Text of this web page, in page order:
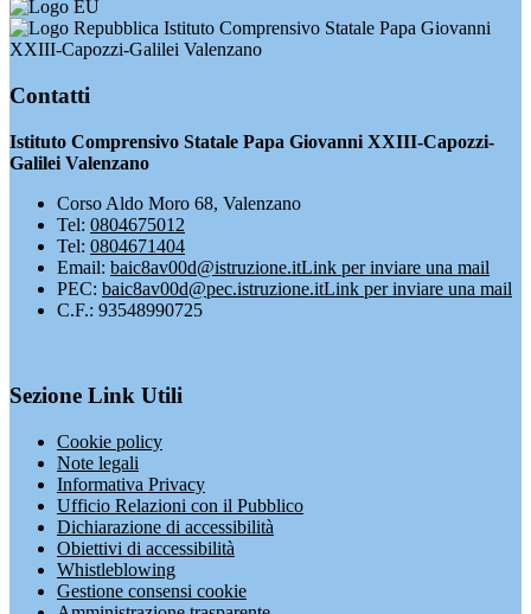
Istituto Comprensivo Statale Papa Giovanni
XXIII-Capozzi-Galilei Valenzano
Contatti
Istituto Comprensivo Statale Papa Giovanni XXIII-Capozzi-
Galilei Valenzano
Corso Aldo Moro 68, Valenzano
Tel: 0804675012
Tel: 0804671404
Email: baic8av00d@istruzione.itLink per inviare una mail
PEC: baic8av00d@pec.istruzione.itLink per inviare una mail
C.F.: 93548990725
Sezione Link Utili
Cookie policy
Note legali
Informativa Privacy
Ufficio Relazioni con il Pubblico
Dichiarazione di accessibilità
Obiettivi di accessibilità
Whistleblowing
Gestione consensi cookie